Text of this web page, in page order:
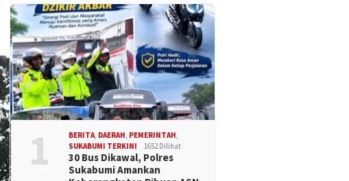
1 BERITA, DAERAH, PEMERINTAH,
SUKABUMI TERKINI
1652 Dilihat
30 Bus Dikawal, Polres
Sukabumi Amankan